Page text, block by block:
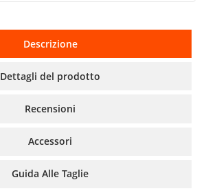
Descrizione
Dettagli del prodotto
Recensioni
Accessori
Guida Alle Taglie